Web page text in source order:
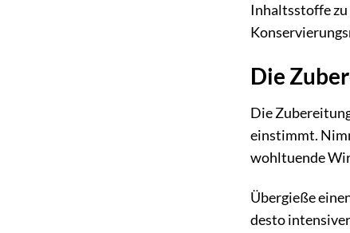
Inhaltsstoffe zu
Die
Die
einstimmt.
wohltuende
Übergieße
desto